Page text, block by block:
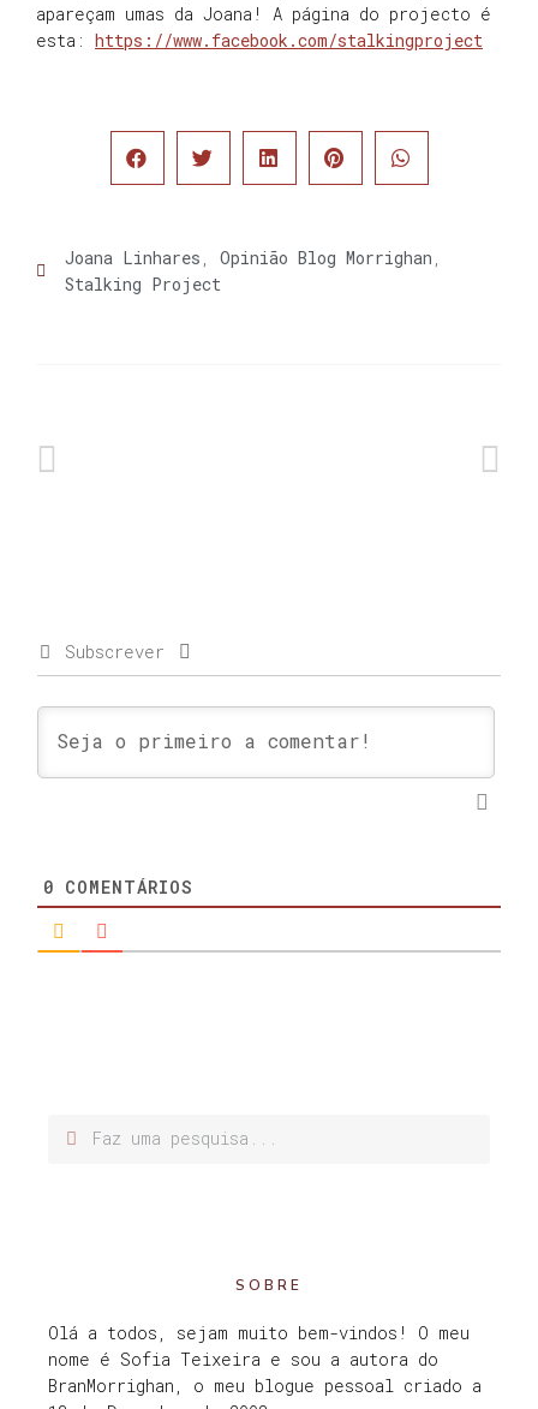
apareçam umas da Joana! A página do projecto é
esta: https://www.facebook.com/stalkingproject
Joana Linhares , Opinião Blog Morrighan ,
Stalking Project
Subscrever
0 COMENTÁRIOS
SOBRE
Olá a todos, sejam muito bem-vindos! O meu
nome é Sofia Teixeira e sou a autora do
BranMorrighan, o meu blogue pessoal criado a